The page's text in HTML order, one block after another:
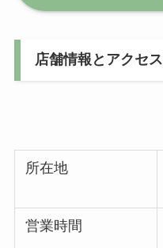
店舗情報とアクセス
所在地
営業時間